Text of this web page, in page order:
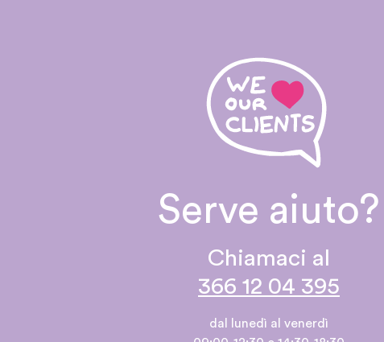
Serve aiuto?
Chiamaci al
366 12 04 395
dal lunedì al venerdì